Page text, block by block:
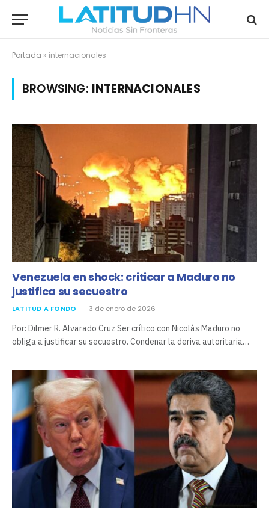
Portada » internacionales
BROWSING: INTERNACIONALES
Venezuela en shock: criticar a Maduro no
justifica su secuestro
LATITUD A FONDO 3 de enero de 2026
Por: Dilmer R. Alvarado Cruz Ser crítico con Nicolás Maduro no
obliga a justificar su secuestro. Condenar la deriva autoritaria…